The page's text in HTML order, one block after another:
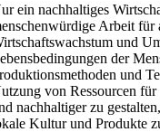
ein nachhaltiges
Arbeit
und
der
und
von Ressourcen
nachhaltiger zu
Kultur und Produkte